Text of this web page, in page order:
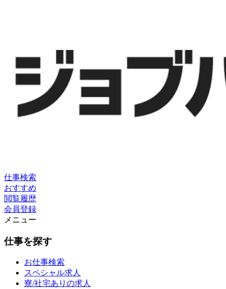
仕事検索
おすすめ
閲覧履歴
会員登録
メニュー
仕事を探す
お仕事検索
スペシャル求人
寮/社宅ありの求人